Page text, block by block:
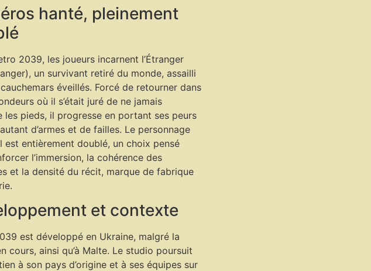
hanté, pleinement
2039, les joueurs incarnent l’Étranger
un survivant retiré du monde, assailli
éveillés. Forcé de retourner dans
où il s’était juré de ne jamais
les pieds, il progresse en portant ses peurs
d’armes et de failles. Le personnage
est entièrement doublé, un choix pensé
l’immersion, la cohérence des
et la densité du récit, marque de fabrique
et contexte
est développé en Ukraine, malgré la
cours, ainsi qu’à Malte. Le studio poursuit
à son pays d’origine et à ses équipes sur